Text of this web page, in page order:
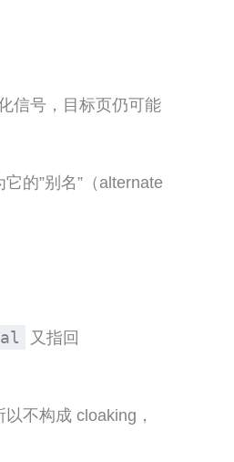
信号，目标页仍可能
的”别名”（alternate
又指回
不构成 cloaking，